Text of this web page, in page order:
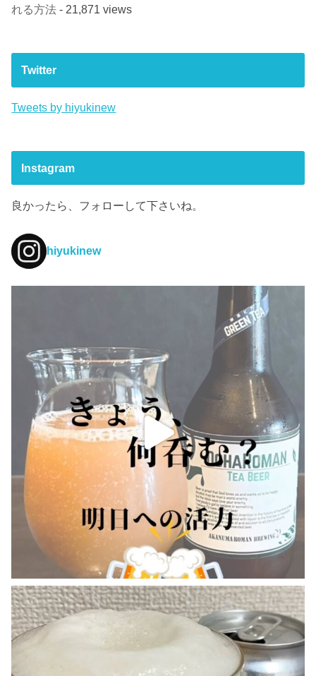
れる方法 - 21,871 views
Twitter
Tweets by hiyukinew
Instagram
良かったら、フォローして下さいね。
hiyukinew